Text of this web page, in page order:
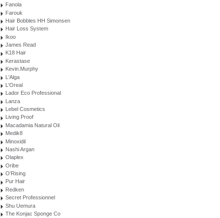
Fanola
Farouk
Hair Bobbles HH Simonsen
Hair Loss System
Ikoo
James Read
K18 Hair
Kerastase
Kevin.Murphy
L'Alga
L'Oreal
Lador Eco Professional
Lanza
Lebel Cosmetics
Living Proof
Macadamia Natural Oil
Medik8
Minoxidil
Nashi Argan
Olaplex
Oribe
O’Rising
Pur Hair
Redken
Secret Professionnel
Shu Uemura
The Konjac Sponge Co